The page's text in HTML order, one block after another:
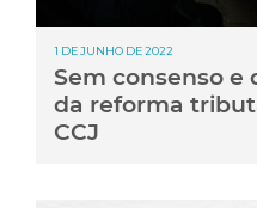
1 DE JUNHO DE 2022
Sem consenso
da reforma
CCJ